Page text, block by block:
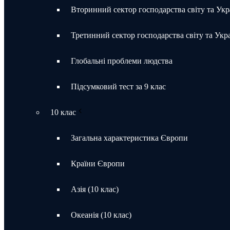
Вторинний сектор господарства світу та
Третинний сектор господарства світу та
Глобальні проблеми людства
Підсумковий тест за 9 клас
10 клас
Загальна характеристика Європи
Країни Європи
Азія (10 клас)
Океанія (10 клас)